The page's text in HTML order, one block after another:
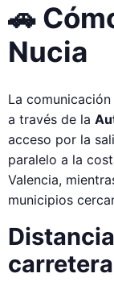
🚗
Nucia
La
a través de la
acceso por la
paralelo a la
Valencia,
municipios
carretera